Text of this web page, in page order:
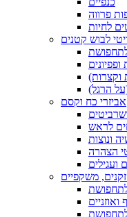
פרווה
לחיות
לבוש קטנים
לתחפושת
וקצרות)
(על הרגל)
אביזרי כח וקסם
לראש
ונוצות
הצהרה
משקפיים